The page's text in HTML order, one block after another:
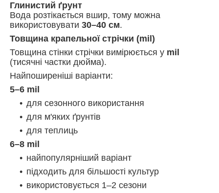
Глинистий ґрунт
Вода розтікається вшир, тому можна
використовувати 30–40 см.
Товщина крапельної стрічки (mil)
Товщина стінки стрічки вимірюється у mil
(тисячні частки дюйма).
Найпоширеніші варіанти:
5–6 mil
для сезонного використання
для м'яких ґрунтів
для теплиць
6–8 mil
найпопулярніший варіант
підходить для більшості культур
використовується 1–2 сезони